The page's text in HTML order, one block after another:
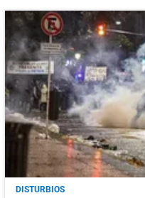
DISTURBIOS